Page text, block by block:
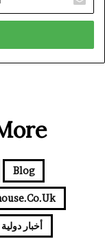
بريدك
الإلكتروني
Blog
أخبار دولية